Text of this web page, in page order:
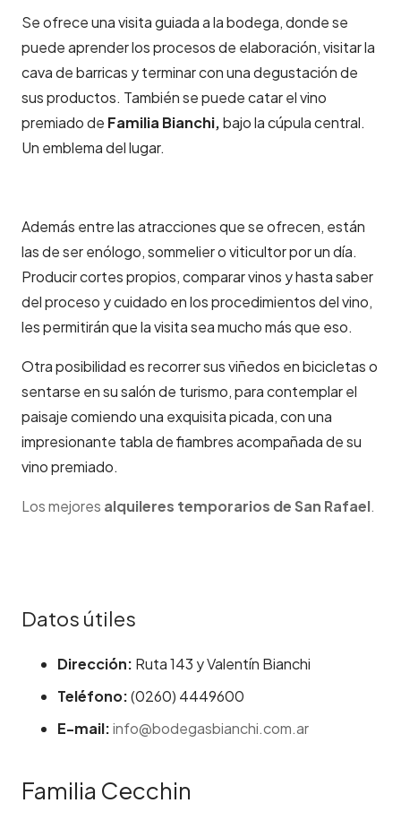
Se ofrece una visita guiada a la bodega, donde se
puede aprender los procesos de elaboración, visitar la
cava de barricas y terminar con una degustación de
sus productos. También se puede catar el vino
premiado de Familia Bianchi,bajo la cúpula central.
Un emblema del lugar.
Además entre las atracciones que se ofrecen, están
las de ser enólogo, sommelier o viticultor por un día.
Producir cortes propios, comparar vinos y hasta saber
del proceso y cuidado en los procedimientos del vino,
les permitirán que la visita sea mucho más que eso.
Otra posibilidad es recorrer sus viñedos en bicicletas o
sentarse en su salón de turismo, para contemplar el
paisaje comiendo una exquisita picada, con una
impresionante tabla de fiambres acompañada de su
vino premiado.
Los mejores alquileres temporarios de San Rafael.
Datos útiles
Dirección: Ruta 143 y Valentín Bianchi
Teléfono:(0260) 4449600
E-mail:info@bodegasbianchi.com.ar
Familia Cecchin